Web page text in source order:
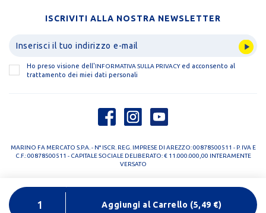
Aggiungi al Carrello (5,49 €)
ISCRIVITI ALLA NOSTRA NEWSLETTER
Ho preso visione dell' INFORMATIVA SULLA PRIVACYed acconsento al
trattamento dei miei dati personali
MARINO FA MERCATO S.P.A. - N° ISCR. REG. IMPRESE DI AREZZO: 00878500511 - P. IVA E
C.F.: 00878500511 - CAPITALE SOCIALE DELIBERATO: € 11.000.000,00 INTERAMENTE
VERSATO
PRIVACY POLICY
COOKIE POLICY